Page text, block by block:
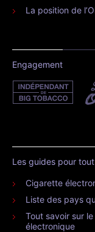
La position de
Engagement
Les guides pour
Cigarette
Liste des pays
Tout savoir sur
électronique